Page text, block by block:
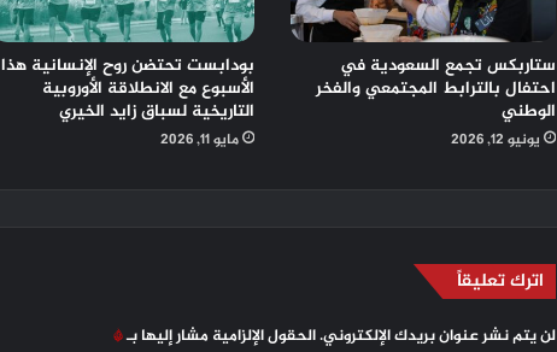
ستاربكس تجمع السعودية في
احتفال بالترابط المجتمعي والفخر
الوطني
يونيو 12, 2026
بودابست تحتضن روح الإنسانية هذا
الأسبوع مع الانطلاقة الأوروبية
التاريخية لسباق زايد الخيري
مايو 11, 2026
اترك تعليقاً
لن يتم نشر عنوان بريدك الإلكتروني.الحقول الإلزامية مشار إليها بـ*